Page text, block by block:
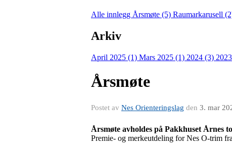
Alle innlegg Årsmøte (5) Raumarkarusell
Arkiv
April 2025 (1) Mars 2025 (1) 2024 (3)
Årsmøte
Postet av Nes Orienteringslag den 3. mar
Årsmøte avholdes på Pakkhuset Årnes
Premie- og merkeutdeling for Nes O-trim